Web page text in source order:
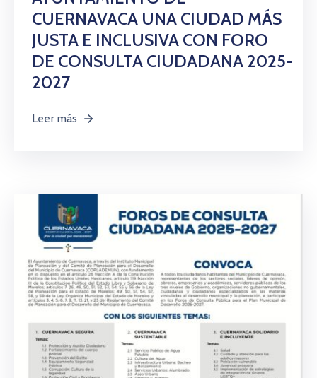
CUERNAVACA UNA CIUDAD MÁS
JUSTA E INCLUSIVA CON FORO
DE CONSULTA CIUDADANA 2025-
2027
Leer más